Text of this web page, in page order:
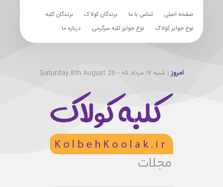
صفحه اصلی تماس با ما برندگان کولاک
برندگان کلبه
نوع جوایز کولاک
نوع جوایز کلبه سرگرمی درباره ما
امروز : شنبه ۱۷ مرداد ۰۵ - Saturday 8th August 26